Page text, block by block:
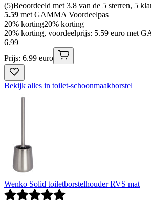
(5)Beoordeeld met 3.8 van de 5 sterren, 5
5.59 met GAMMA Voordeelpas
20% korting20% korting
20% korting, voordeelprijs: 5.59 euro met
6.99
Prijs: 6.99 euro
Bekijk alles in toilet-schoonmaakborstel
Wenko Solid toiletborstelhouder RVS mat